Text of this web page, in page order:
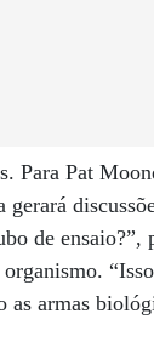
Para Pat
de ensaio?”,
as armas